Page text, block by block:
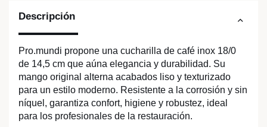
Descripción
Pro.mundi propone una cucharilla de café inox 18/0
de 14,5 cm que aúna elegancia y durabilidad. Su
mango original alterna acabados liso y texturizado
para un estilo moderno. Resistente a la corrosión y sin
níquel, garantiza confort, higiene y robustez, ideal
para los profesionales de la restauración.